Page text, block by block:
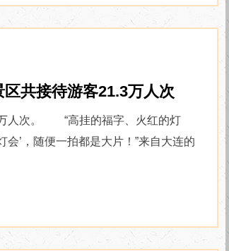
共接待游客21.3万人次
人次。 “高挂的福字、火红的灯
’，随便一拍都是大片！”来自大连的